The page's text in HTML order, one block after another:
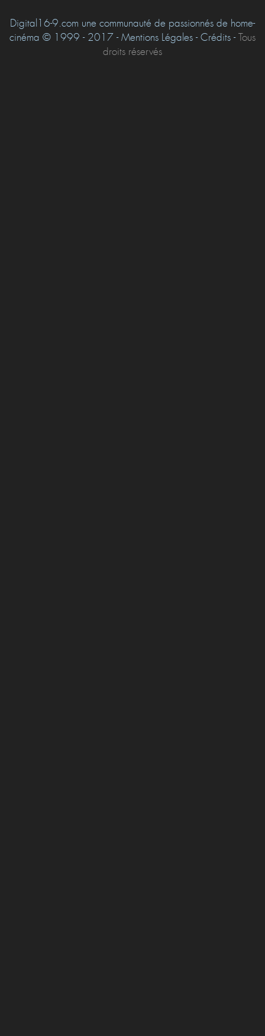
Digital16-9.com une communauté de passionnés de home-
cinéma © 1999 - 2017 - Mentions Légales - Crédits -Tous
droits réservés